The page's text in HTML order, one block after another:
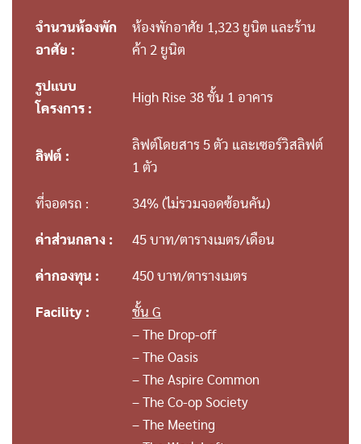
จำนวนห้องพัก
อาศัย :
ห้องพักอาศัย 1,323 ยูนิต และร้าน
ค้า 2 ยูนิต
รูปแบบ
โครงการ :
High Rise 38 ชั้น 1 อาคาร
ลิฟต์ :
ลิฟต์โดยสาร 5 ตัว และเซอร์วิสลิฟต์
1 ตัว
ที่จอดรถ : 34% (ไม่รวมจอดซ้อนคัน)
ค่าส่วนกลาง : 45 บาท/ตารางเมตร/เดือน
ค่ากองทุน : 450 บาท/ตารางเมตร
Facility :
ชั้น G
– The Drop-off
– The Oasis
– The Aspire Common
– The Co-op Society
– The Meeting